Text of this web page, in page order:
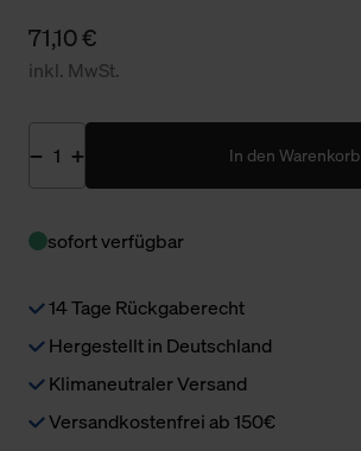
71,10 €
inkl. MwSt.
In den Warenkorb
sofort verfügbar
14 Tage Rückgaberecht
Hergestellt in Deutschland
Klimaneutraler Versand
Versandkostenfrei ab 150€